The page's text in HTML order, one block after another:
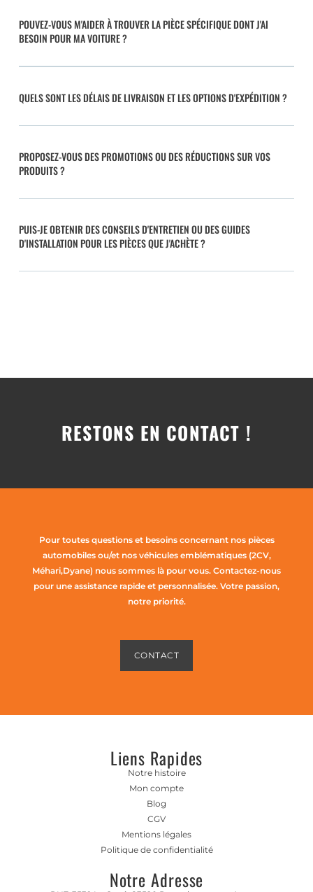
POUVEZ-VOUS M'AIDER À TROUVER LA PIÈCE SPÉCIFIQUE DONT J'AI
BESOIN POUR MA VOITURE ?
QUELS SONT LES DÉLAIS DE LIVRAISON ET LES OPTIONS D'EXPÉDITION ?
PROPOSEZ-VOUS DES PROMOTIONS OU DES RÉDUCTIONS SUR VOS
PRODUITS ?
PUIS-JE OBTENIR DES CONSEILS D'ENTRETIEN OU DES GUIDES
D'INSTALLATION POUR LES PIÈCES QUE J'ACHÈTE ?
RESTONS EN CONTACT !
Pour toutes questions et besoins concernant nos pièces
automobiles ou/et nos véhicules emblématiques (2CV,
Méhari,Dyane) nous sommes là pour vous. Contactez-nous
pour une assistance rapide et personnalisée. Votre passion,
notre priorité.
CONTACT
Liens Rapides
Notre histoire
Mon compte
Blog
CGV
Mentions légales
Politique de confidentialité
Notre Adresse